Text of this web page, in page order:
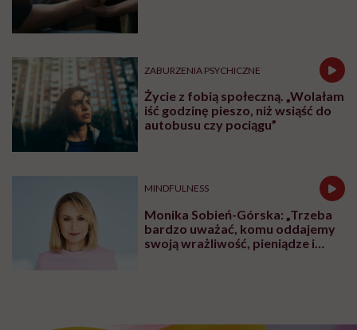
ZABURZENIA PSYCHICZNE
Życie z fobią społeczną. „Wolałam
iść godzinę pieszo, niż wsiąść do
autobusu czy pociągu”
MINDFULNESS
Monika Sobień-Górska: „Trzeba
bardzo uważać, komu oddajemy
swoją wrażliwość, pieniądze i